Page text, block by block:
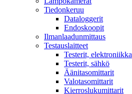
Tiedonkeruu
Dataloggerit
Endoskoopit
Ilmanlaadunmittaus
Testauslaitteet
Testerit, elektroniikka
Testerit, sähkö
Äänitasomittarit
Valotasomittarit
Kierroslukumittarit